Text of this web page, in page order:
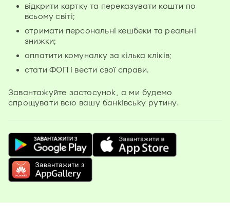
відкрити картку та переказувати кошти по
всьому світі;
отримати персональні кешбеки та реальні
знижки;
оплатити комуналку за кілька кліків;
стати ФОП і вести свої справи.
Завантажуйте застосунок, а ми будемо
спрощувати всю вашу банківську рутину.